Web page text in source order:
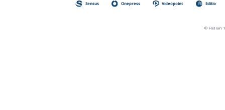
Sensus Onepress Videopoint Editio
© Helion